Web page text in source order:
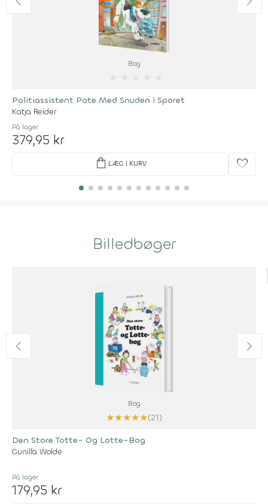
Bog
Politiassistent Pote Med Snuden I Sporet
Katja Reider
På lager
379,95 kr
shopping_bag LÆG I KURV favorite
Billedbøger
Bog
★★★★★(21)
Den Store Totte- Og Lotte-Bog
Gunilla Wolde
På lager
179,95 kr